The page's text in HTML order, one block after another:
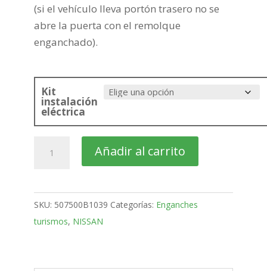
(si el vehículo lleva portón trasero no se
abre la puerta con el remolque
enganchado).
Kit
instalación
eléctrica
Evalia
Bola
fija
de
Añadir al carrito
SKU: 507500B1039 Categorías: Enganches
turismos, NISSAN